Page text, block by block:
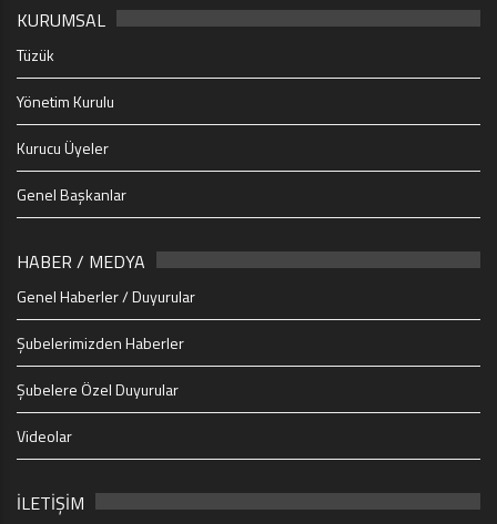
KURUMSAL
Tüzük
Yönetim Kurulu
Kurucu Üyeler
Genel Başkanlar
HABER / MEDYA
Genel Haberler / Duyurular
Şubelerimizden Haberler
Şubelere Özel Duyurular
Videolar
İLETİŞİM